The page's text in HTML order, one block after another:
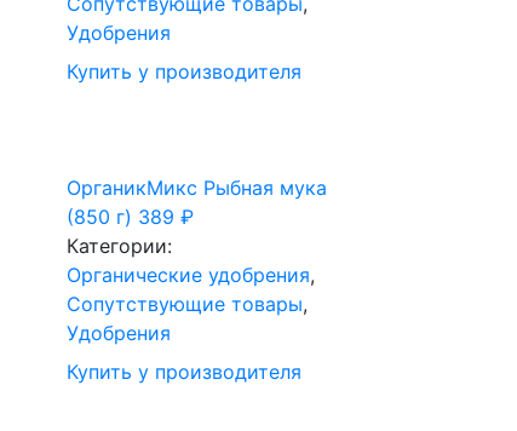
Удобрения
Купить у производителя
ОрганикМикс Рыбная мука
(850 г) 389₽
Категории:
Органические удобрения,
Сопутствующие товары,
Удобрения
Купить у производителя